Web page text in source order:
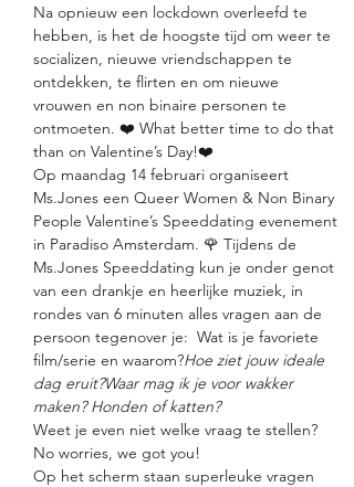
Na opnieuw een lockdown overleefd te
hebben, is het de hoogste tijd om weer te
socializen, nieuwe vriendschappen te
ontdekken, te flirten en om nieuwe
vrouwen en non binaire personen te
ontmoeten. ❤️ What better time to do that
than on Valentine’s Day!❤️
Op maandag 14 februari organiseert
Ms.Jones een Queer Women & Non Binary
People Valentine’s Speeddating evenement
in Paradiso Amsterdam. 🌹 Tijdens de
Ms.Jones Speeddating kun je onder genot
van een drankje en heerlijke muziek, in
rondes van 6 minuten alles vragen aan de
persoon tegenover je: Wat is je favoriete
film/serie en waarom?Hoe ziet jouw ideale
dag eruit?Waar mag ik je voor wakker
maken? Honden of katten?
Weet je even niet welke vraag te stellen?
No worries, we got you!
Op het scherm staan superleuke vragen